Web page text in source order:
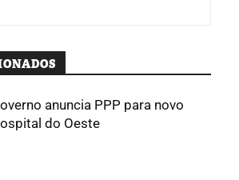
anuncia PPP para novo
do Oeste